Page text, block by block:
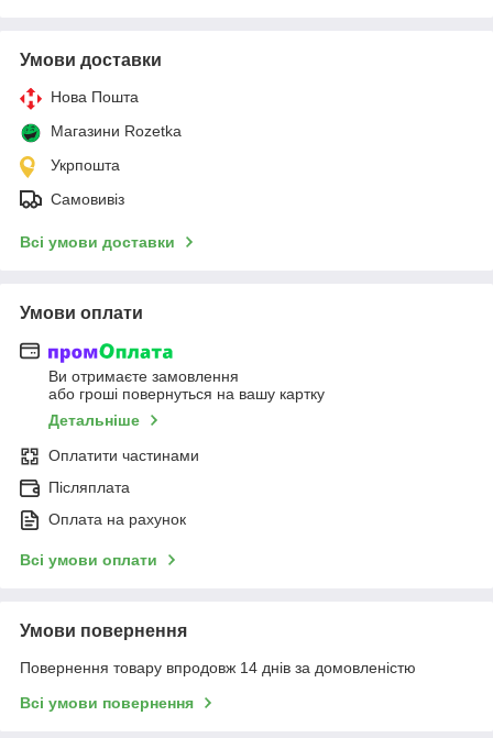
Умови доставки
Нова Пошта
Магазини Rozetka
Укрпошта
Самовивіз
Всі умови доставки
Умови оплати
Ви отримаєте замовлення
або гроші повернуться на вашу картку
Детальніше
Оплатити частинами
Післяплата
Оплата на рахунок
Всі умови оплати
Умови повернення
Повернення товару впродовж 14 днів за домовленістю
Всі умови повернення